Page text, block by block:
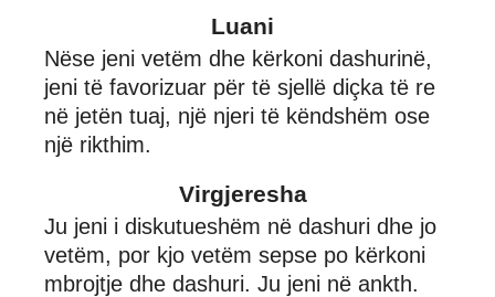
Luani
Nëse jeni vetëm dhe kërkoni dashurinë,
jeni të favorizuar për të sjellë diçka të re
në jetën tuaj, një njeri të këndshëm ose
një rikthim.
Virgjeresha
Ju jeni i diskutueshëm në dashuri dhe jo
vetëm, por kjo vetëm sepse po kërkoni
mbrojtje dhe dashuri. Ju jeni në ankth.